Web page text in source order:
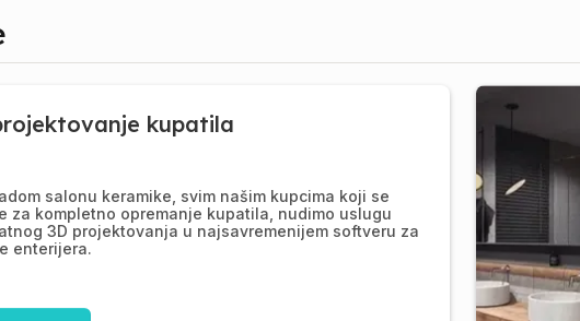
kupatila
salonu keramike, svim našim kupcima koji se
za kompletno opremanje kupatila, nudimo uslugu
3D projektovanja u najsavremenijem softveru za
enterijera.